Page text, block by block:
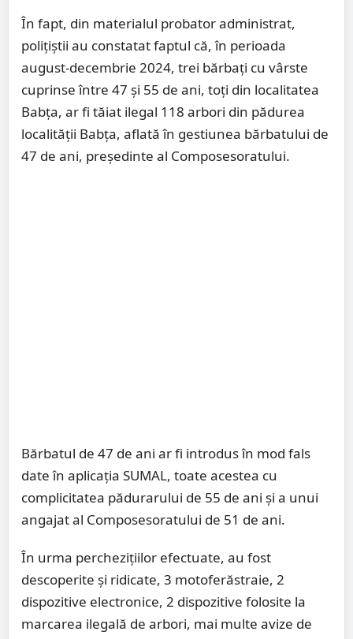
În fapt, din materialul probator administrat,
polițiștii au constatat faptul că, în perioada
august-decembrie 2024, trei bărbați cu vârste
cuprinse între 47 și 55 de ani, toți din localitatea
Babța, ar fi tăiat ilegal 118 arbori din pădurea
localității Babța, aflată în gestiunea bărbatului de
47 de ani, președinte al Composesoratului.
Bărbatul de 47 de ani ar fi introdus în mod fals
date în aplicația SUMAL, toate acestea cu
complicitatea pădurarului de 55 de ani și a unui
angajat al Composesoratului de 51 de ani.
În urma perchezițiilor efectuate, au fost
descoperite și ridicate, 3 motoferăstraie, 2
dispozitive electronice, 2 dispozitive folosite la
marcarea ilegală de arbori, mai multe avize de